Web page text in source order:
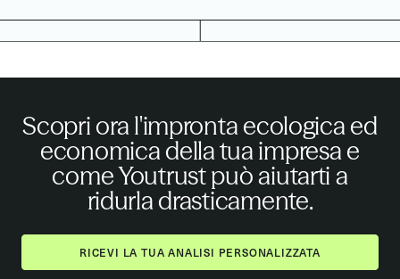
Scopri ora l'impronta ecologica ed
economica della tua impresa e
come Youtrust può aiutarti a
ridurla drasticamente.
RICEVI LA TUA ANALISI PERSONALIZZATA